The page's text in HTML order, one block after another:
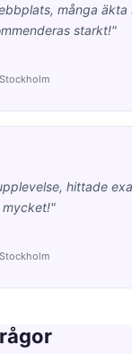
många äkta
starkt!"
hittade
mycket!"